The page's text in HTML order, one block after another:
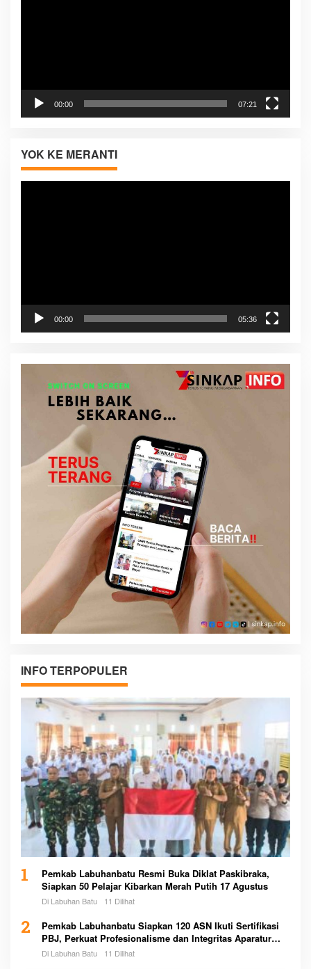
00:00 07:21
YOK KE MERANTI
00:00 05:36
INFO TERPOPULER
1
Pemkab Labuhanbatu Resmi Buka Diklat Paskibraka,
Siapkan 50 Pelajar Kibarkan Merah Putih 17 Agustus
Di Labuhan Batu 11 Dilihat
2
Pemkab Labuhanbatu Siapkan 120 ASN Ikuti Sertifikasi
PBJ, Perkuat Profesionalisme dan Integritas Aparatur
Pemerintah
Di Labuhan Batu 11 Dilihat